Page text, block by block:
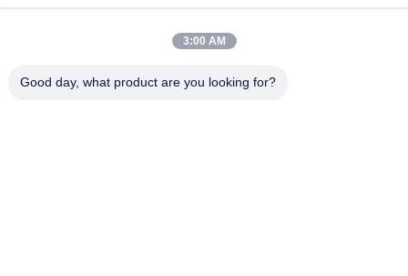
Dachplatte Profiliermaschine
Dachziegel Profiliermaschine
Floor Deck Profiliermaschine
Deckungs-Blatt-Kräuselungsmaschine
3:00 AM
Good day, what product are you looking for?